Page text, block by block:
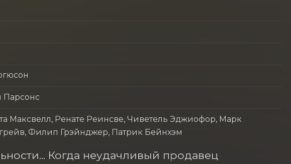
Парсонс
Максвелл, Ренате Реинсве, Чиветель Эджиофор, Марк
Филип Грэйнджер, Патрик Бейнхэм
Когда неудачливый продавец